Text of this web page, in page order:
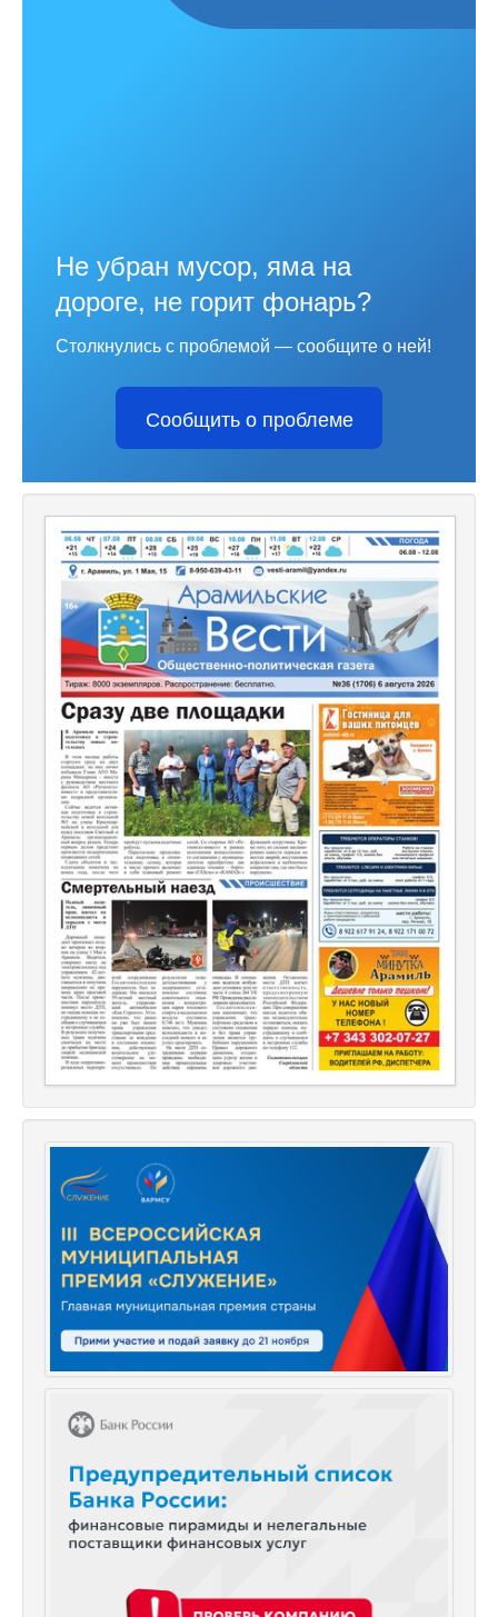
Не убран мусор, яма на
дороге, не горит фонарь?
Столкнулись с проблемой — сообщите о ней!
Сообщить о проблеме